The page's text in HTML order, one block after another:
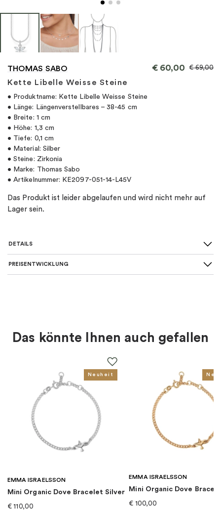
THOMAS SABO
Kette Libelle Weisse Steine
€60,00 €69,00
• Produktname: Kette Libelle Weisse Steine
• Länge: Längenverstellbares – 38-45 cm
• Breite: 1 cm
• Höhe: 1,3 cm
• Tiefe: 0,1 cm
• Material: Silber
• Steine: Zirkonia
• Marke: Thomas Sabo
• Artikelnummer: KE2097-051-14-L45V
Das Produkt ist leider abgelaufen und wird nicht mehr auf
Lager sein.
DETAILS
SKU
Damen, Kinder
: 4051245501216
Kategorie Halsketten
Thomas Sabo
PREISENTWICKLUNG
Das könnte Ihnen auch gefallen
Neuheit
EMMA ISRAELSSON
Mini Organic Dove Bracelet Silver
€ 110,00
EMMA ISRAELSSON
Mini Organic Dove
€ 100,00